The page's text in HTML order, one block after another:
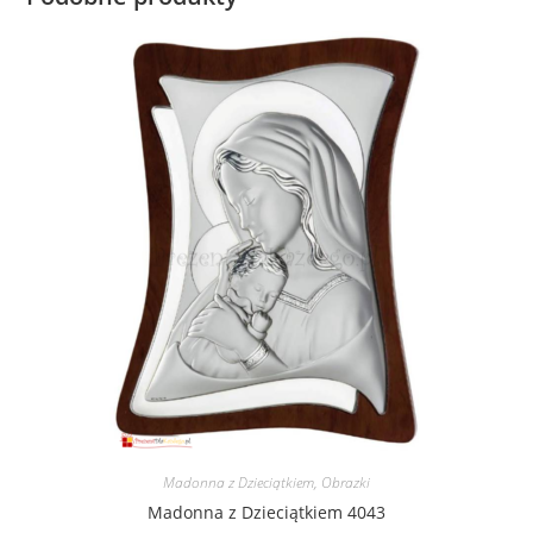
Madonna z Dzieciątkiem, Obrazki
Madonna z Dzieciątkiem 4043